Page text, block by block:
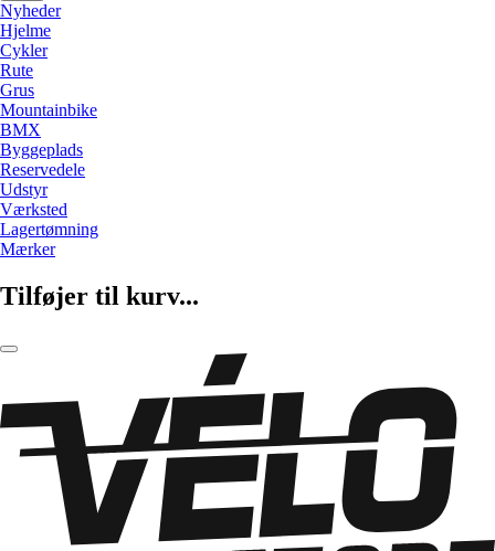
Nyheder
Hjelme
Cykler
Rute
Grus
Mountainbike
BMX
Byggeplads
Reservedele
Udstyr
Værksted
Lagertømning
Mærker
Tilføjer til kurv...